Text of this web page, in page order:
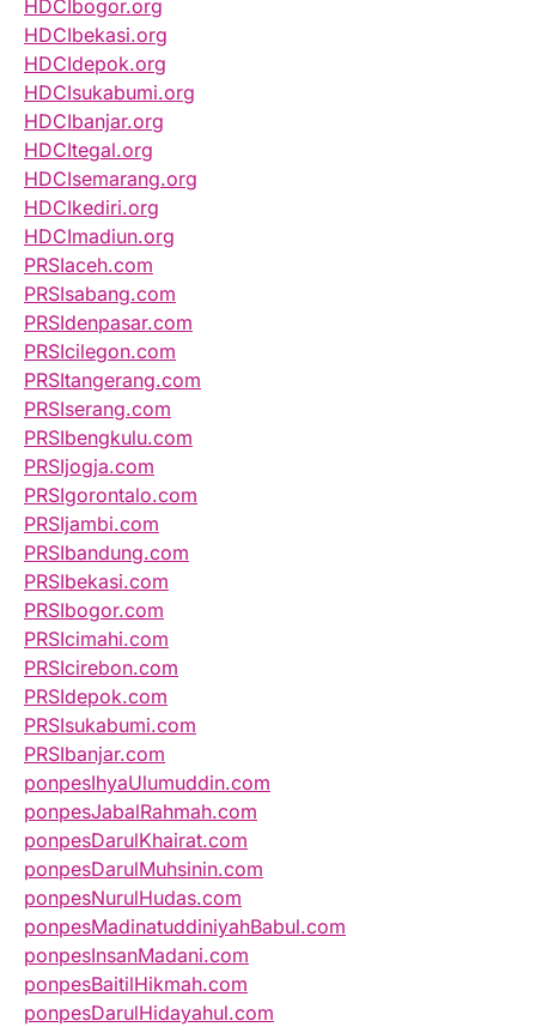
HDCIbogor.org
HDCIbekasi.org
HDCIdepok.org
HDCIsukabumi.org
HDCIbanjar.org
HDCItegal.org
HDCIsemarang.org
HDCIkediri.org
HDCImadiun.org
PRSIaceh.com
PRSIsabang.com
PRSIdenpasar.com
PRSIcilegon.com
PRSItangerang.com
PRSIserang.com
PRSIbengkulu.com
PRSIjogja.com
PRSIgorontalo.com
PRSIjambi.com
PRSIbandung.com
PRSIbekasi.com
PRSIbogor.com
PRSIcimahi.com
PRSIcirebon.com
PRSIdepok.com
PRSIsukabumi.com
PRSIbanjar.com
ponpesIhyaUlumuddin.com
ponpesJabalRahmah.com
ponpesDarulKhairat.com
ponpesDarulMuhsinin.com
ponpesNurulHudas.com
ponpesMadinatuddiniyahBabul.com
ponpesInsanMadani.com
ponpesBaitilHikmah.com
ponpesDarulHidayahul.com